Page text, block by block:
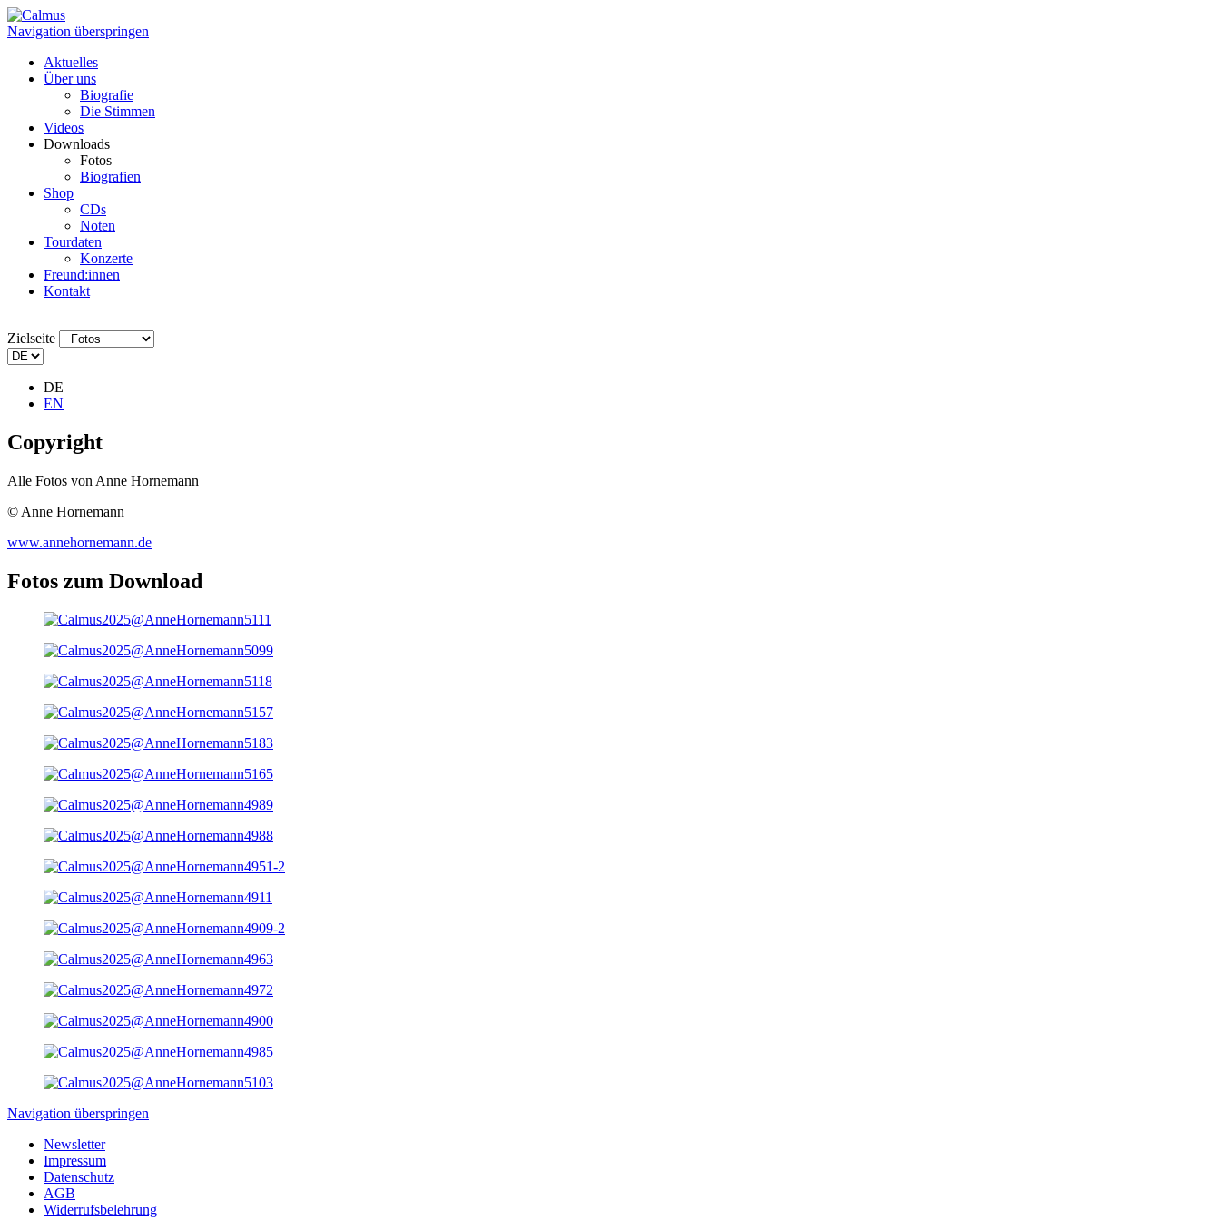
Navigation überspringen
Aktuelles
Über uns
Biografie
Die Stimmen
Videos
Downloads
Fotos
Biografien
Shop
CDs
Noten
Tourdaten
Konzerte
Freund:innen
Kontakt
Zielseite
DE
EN
Copyright
Alle Fotos von Anne Hornemann
© Anne Hornemann
www.annehornemann.de
Fotos zum Download
Navigation überspringen
Newsletter
Impressum
Datenschutz
AGB
Widerrufsbelehrung